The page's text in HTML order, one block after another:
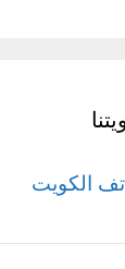
الكويت